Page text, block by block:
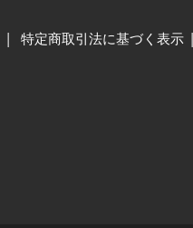
特定商取引法に基づく表示